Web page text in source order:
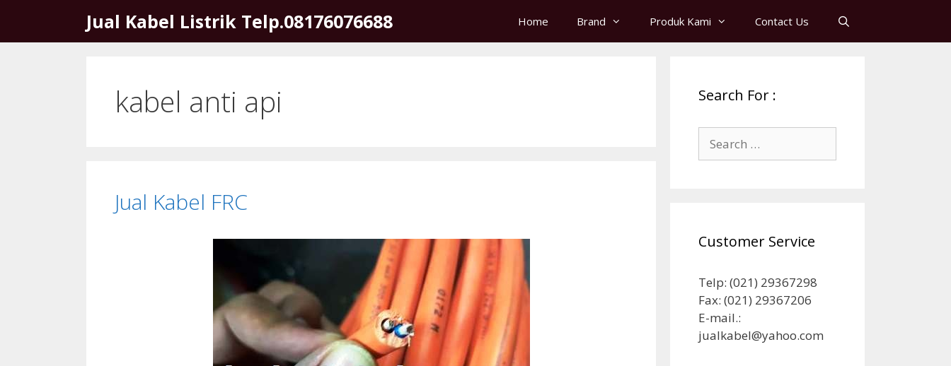
content
Jual Kabel Listrik Telp.08176076688 Home Brand Produk Kami Contact Us
kabel anti api
Jual Kabel FRC
Search For :
for:
Customer Service
Telp: (021) 29367298
Fax: (021) 29367206
E-mail.:
jualkabel@yahoo.com